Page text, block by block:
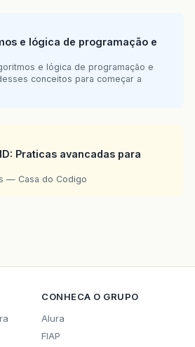
e lógica de programação e
e lógica de programação e
conceitos para começar a
Praticas avancadas para
— Casa do Codigo
CONHECA O GRUPO
Alura
FIAP